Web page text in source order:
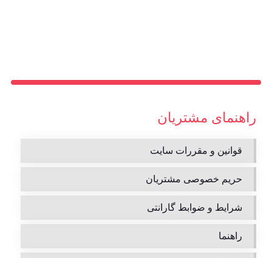
راهنمای مشتریان
قوانین و مقررات سایت
حریم خصوصی مشتریان
شرایط و ضوابط گارانتی
راهنما